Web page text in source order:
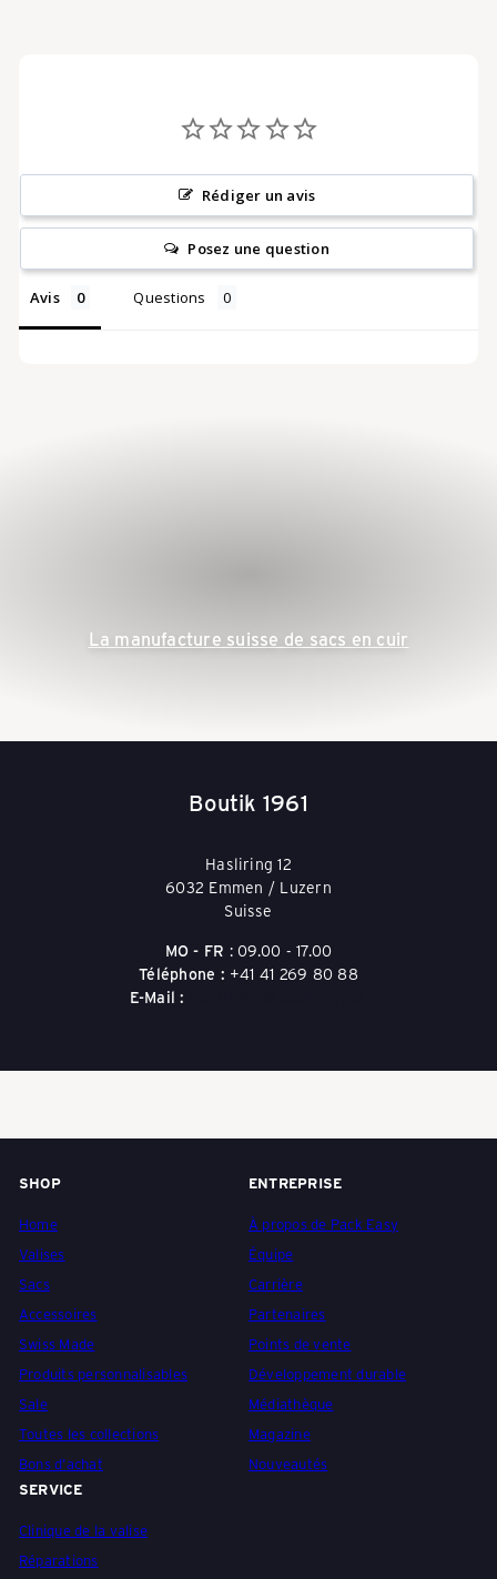
-
T
y
c
h
e
n
Rédiger un avis
Posez une question
Avis Questions
La manufacture suisse de sacs en cuir
Boutik 1961
Hasliring 12
6032 Emmen / Luzern
Suisse
MO - FR : 09.00 - 17.00
Téléphone : +41 41 269 80 88
E-Mail :
SHOP
Home
Valises
Sacs
Accessoires
Swiss Made
Produits personnalisables
Sale
Toutes les collections
Bons d'achat
ENTREPRISE
À propos de Pack Easy
Équipe
Carrière
Partenaires
Points de vente
Développement durable
Médiathèque
Magazine
Nouveautés
SERVICE
Clinique de la valise
Réparations